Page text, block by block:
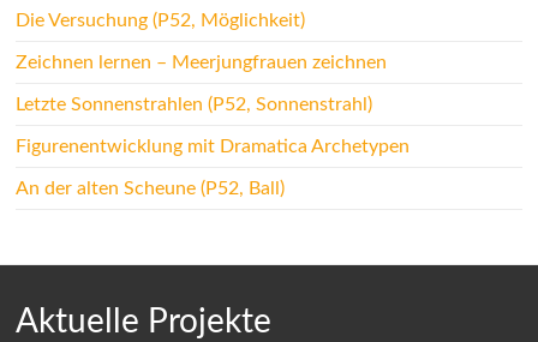
Die Versuchung (P52, Möglichkeit)
Zeichnen lernen – Meerjungfrauen zeichnen
Letzte Sonnenstrahlen (P52, Sonnenstrahl)
Figurenentwicklung mit Dramatica Archetypen
An der alten Scheune (P52, Ball)
Aktuelle Projekte